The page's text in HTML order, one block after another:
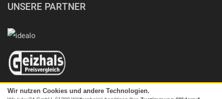
UNSERE PARTNER
Wir nutzen Cookies und andere Technologien.